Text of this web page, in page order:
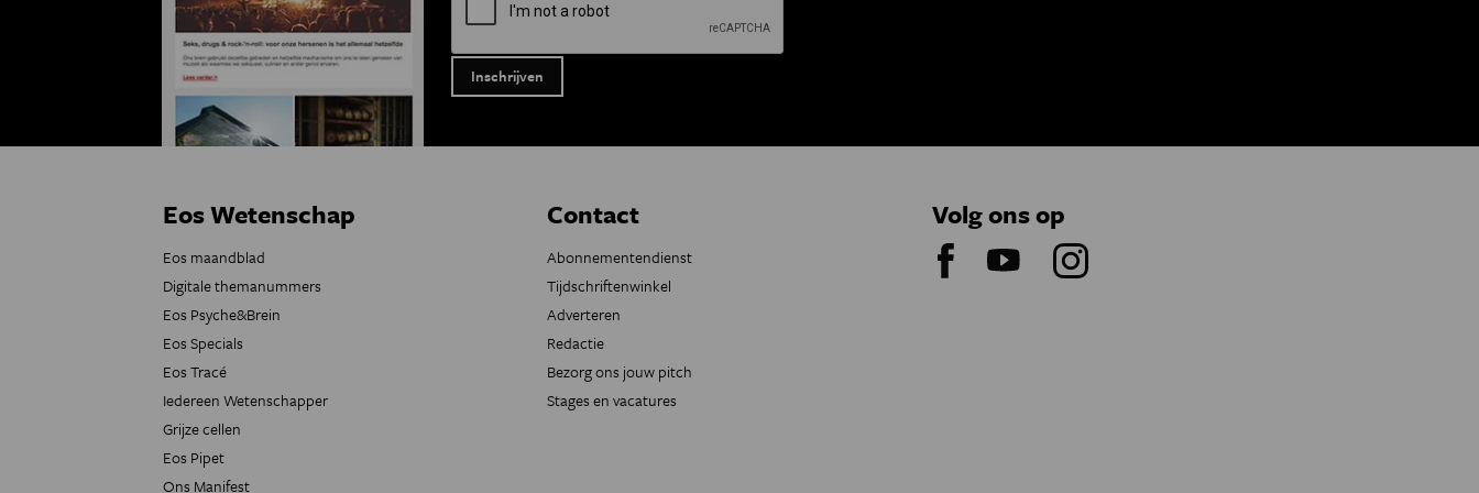
Eos Wetenschap
Eos maandblad
Digitale themanummers
Eos Psyche&Brein
Eos Specials
Eos Tracé
Iedereen Wetenschapper
Grijze cellen
Eos Pipet
Ons Manifest
Contact
Abonnementendienst
Tijdschriftenwinkel
Adverteren
Redactie
Bezorg ons jouw pitch
Stages en vacatures
Volg ons op